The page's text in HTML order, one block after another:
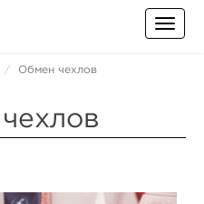
Обмен чехлов